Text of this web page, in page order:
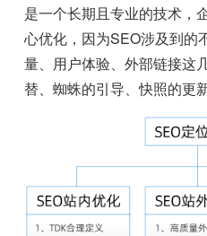
是一个长期且专业的技术，
心优化，因为SEO涉及到的
量、用户体验、外部链接这
替、蜘蛛的引导、快照的更